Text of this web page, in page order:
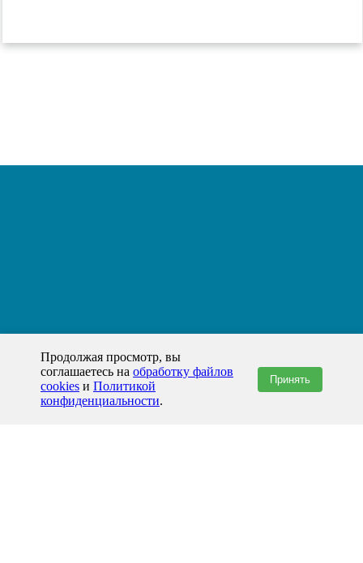
Продолжая просмотр, вы
соглашаетесь на обработку файлов
cookies и Политикой
конфиденциальности.
Принять